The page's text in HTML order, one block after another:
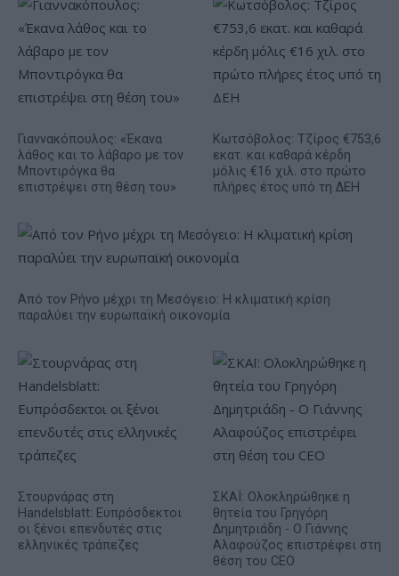
Γιαννακόπουλος: «Έκανα
λάθος και το λάβαρο με τον
Μποντιρόγκα θα
επιστρέψει στη θέση του»
Κωτσόβολος: Τζίρος €753,6
εκατ. και καθαρά κέρδη
μόλις €16 χιλ. στο πρώτο
πλήρες έτος υπό τη ΔΕΗ
Από τον Ρήνο μέχρι τη Μεσόγειο: Η κλιματική κρίση
παραλύει την ευρωπαϊκή οικονομία
Στουρνάρας στη
Handelsblatt: Ευπρόσδεκτοι
οι ξένοι επενδυτές στις
ελληνικές τράπεζες
ΣΚΑΪ: Ολοκληρώθηκε η
θητεία του Γρηγόρη
Δημητριάδη - Ο Γιάννης
Αλαφούζος επιστρέφει στη
θέση του CEO